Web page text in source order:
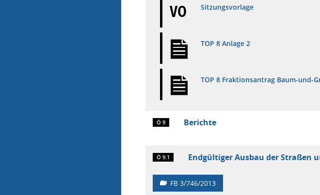
VO Sitzungsvorlage
TOP 8 Anlage 2
TOP 8 Fraktionsantrag Baum-und-
Ö 9 Berichte
Ö 9.1 Endgültiger Ausbau der Straßen
FB 3/746/2013